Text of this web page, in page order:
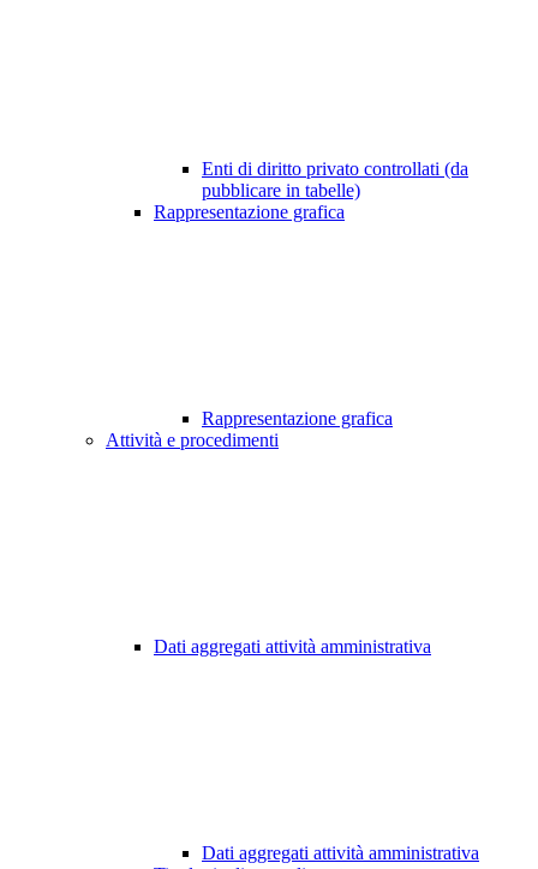
Enti di diritto privato controllati (da
pubblicare in tabelle)
Rappresentazione grafica
Rappresentazione grafica
Attività e procedimenti
Dati aggregati attività amministrativa
Dati aggregati attività amministrativa